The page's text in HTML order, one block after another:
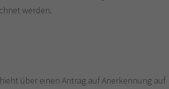
werden.
über einen Antrag auf Anerkennung auf